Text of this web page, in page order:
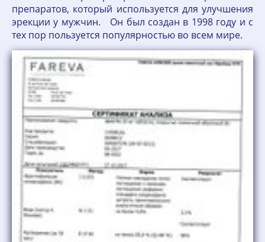
препаратов, который используется для улучшения
эрекции у мужчин. Он был создан в 1998 году и с
тех пор пользуется популярностью во всем мире.